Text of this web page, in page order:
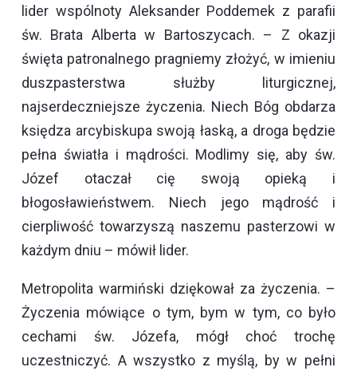
lider wspólnoty Aleksander Poddemek z parafii
św. Brata Alberta w Bartoszycach. – Z okazji
święta patronalnego pragniemy złożyć, w imieniu
duszpasterstwa służby liturgicznej,
najserdeczniejsze życzenia. Niech Bóg obdarza
księdza arcybiskupa swoją łaską, a droga będzie
pełna światła i mądrości. Modlimy się, aby św.
Józef otaczał cię swoją opieką i
błogosławieństwem. Niech jego mądrość i
cierpliwość towarzyszą naszemu pasterzowi w
każdym dniu – mówił lider.
Metropolita warmiński dziękował za życzenia. –
Życzenia mówiące o tym, bym w tym, co było
cechami św. Józefa, mógł choć trochę
uczestniczyć. A wszystko z myślą, by w pełni